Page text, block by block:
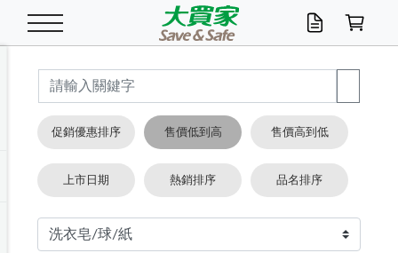
米/五穀/濃湯 米/糙米
五穀/南北貨
湯類/湯塊
油/調味料
食用油
醬油.油膏.蠔油
泡麵 / 麵條
包麵
碗麵/義大利麵
麵條/快煮麵/米粉
魚罐
醬菜/玉米罐
休閒零嘴 初一十五拜拜懶
零嘴
堅果/海苔
美味餅乾
餅乾
糕餅/點心
糖果/巧克力
糖果/蜜餞/果凍
巧克力
茶飲料
果汁咖啡
碳酸/礦泉水
養生保健/常備品 雞精/飲品
機能保健
奶粉/穀麥片
奶粉
麥片/玉米片
沖調穀粉/隨手包
特色茶品
綠茶
紅茶
奶茶/花草茶
即溶咖啡
咖啡豆/粉/濾掛
可可/糖/奶精
沐浴乳香皂 沐浴乳
香皂/洗手乳
美髮造型
洗髮/護髮
造型髮品
口腔清潔
牙 刷
牙膏/漱口水
潔顏產品
卸妝/粉刺調理
臉部保養
面/眼膜
鍋具/飲水/廚房 鍋具/餐具
保鮮/微波
掃除用具/照明/五金
掃除/清潔用具
洗衣/曬衣用具
電池/延長線
傢飾/收納/衛浴
寢具/家具
收納用品
衛浴/毛巾
寵物食品
寵物清潔/百貨
衛生紙/濕巾 抽取衛生紙/濕巾
廚房紙巾/平版/
箱購免運區
衣物清潔
洗衣精
洗衣粉/皂
漂白水/柔軟精
居家清潔
廚房/餐具清潔
浴廁/水管清潔
居家清潔/除濕芳
衛生棉
箱購免運區
嬰兒尿布
成人紙尿褲
廚房家電 料理鍋具
烤箱/微波/電磁爐
快煮壺/烘碗機
季節家電
除濕/清淨機
風扇/防蚊家電
生活家電
除塵家電
美容家電
電腦周邊
數位週邊
手機/平板周邊
文具/辦公用品 文具用品
辦公文具/收納
玩具/擺設小物
汽機車百貨
機車/腳踏車百貨
汽車百貨
休閒/運動
戶外/休閒用品
健身/按摩/瑜珈
測量/護具/其他
服飾內著
配件
男/女/機能包
冷凍免運 生鮮食品
調理食品
箱購免運
食品免運
清潔用品免運
居家/汽百用品
主題專區
季節活動
店長推薦
這夏不怕熱
促銷優惠排序 售價低到高 售價高到低
上市日期 熱銷排序 品名排序